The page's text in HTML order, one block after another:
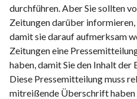
durchführen. Aber Sie sollten
Zeitungen darüber informieren,
damit sie darauf aufmerksam
Zeitungen eine
haben, damit Sie den Inhalt der
Diese Pressemitteilung muss
mitreißende Überschrift haben